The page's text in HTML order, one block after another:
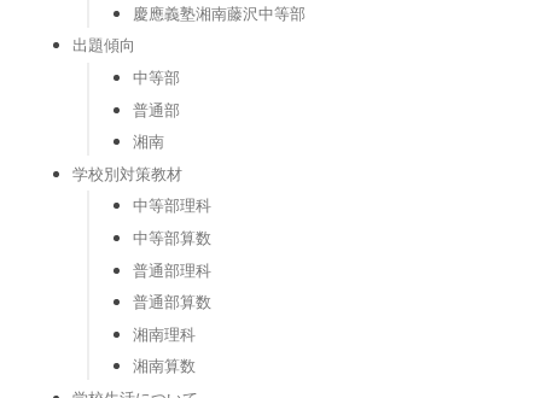
慶應義塾湘南藤沢中等部
出題傾向
中等部
普通部
湘南
学校別対策教材
中等部理科
中等部算数
普通部理科
普通部算数
湘南理科
湘南算数